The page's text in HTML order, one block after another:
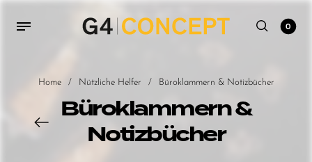
0
Home / Nützliche Helfer / Büroklammern & Notizbücher
Büroklammern &
Notizbücher